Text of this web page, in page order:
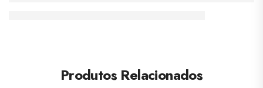
Produtos Relacionados